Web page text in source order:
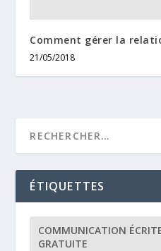
Comment gérer la
21/05/2018
ÉTIQUETTES
COMMUNICATION
GRATUITE